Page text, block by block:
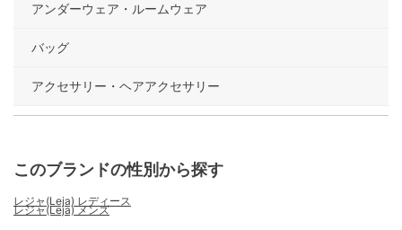
アンダーウェア・ルームウェア
バッグ
アクセサリー・ヘアアクセサリー
このブランドの性別から探す
レジャ(Leja) レディース
レジャ(Leja) メンズ